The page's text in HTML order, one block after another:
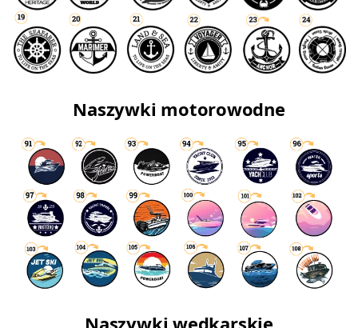
Naszywki motorowodne
Naszywki wędkarskie